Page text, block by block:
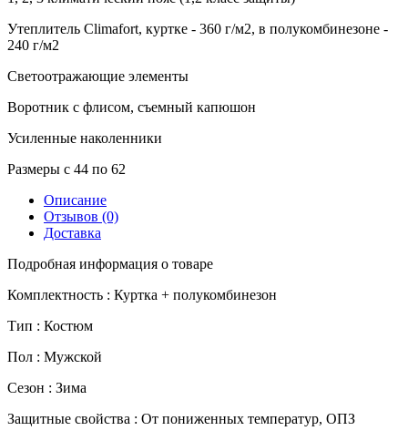
Утеплитель Climafort, куртке - 360 г/м2, в полукомбинезоне -
240 г/м2
Светоотражающие элементы
Воротник с флисом, съемный капюшон
Усиленные наколенники
Размеры с 44 по 62
Описание
Отзывов (0)
Доставка
Подробная информация о товаре
Комплектность : Куртка + полукомбинезон
Тип : Костюм
Пол : Мужской
Сезон : Зима
Защитные свойства : От пониженных температур, ОПЗ